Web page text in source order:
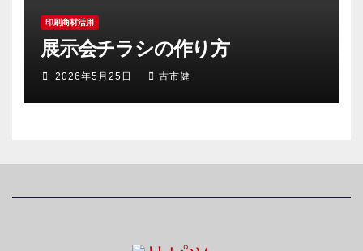
印刷商材活用
展示会チラシの作り方
2026年5月25日 古市健